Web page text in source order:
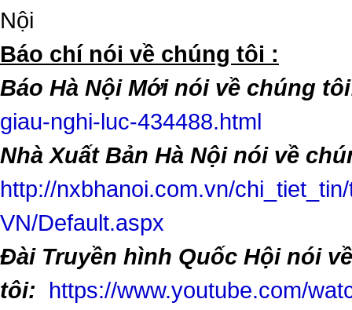
Nội
​Báo chí nói về chúng tôi :
Báo Hà Nội Mới nói về chúng
giau-nghi-luc-434488.html
Nhà Xuất Bản Hà Nội nói về
http://nxbhanoi.com.vn/
VN/Default.aspx
Đài Truyền hình Quốc Hội nói
tôi:
https://www.youtube.com/